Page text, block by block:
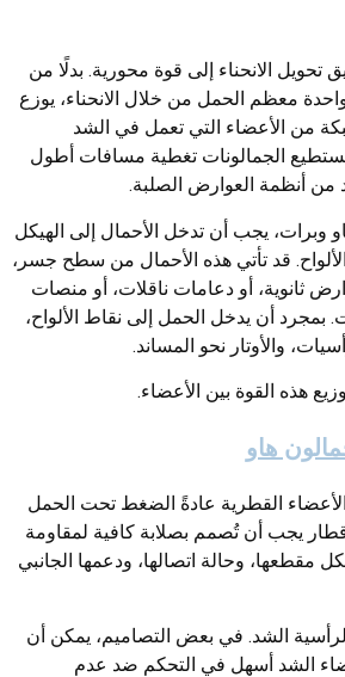
الانحناء إلى قوة محورية. بدلًا من
معظم الحمل من خلال الانحناء، يوزع
من الأعضاء التي تعمل في الشد
الجمالونات تغطية مسافات أطول
من أنظمة العوارض الصلبة.
يجب أن تدخل الأحمال إلى الهيكل
قد تأتي هذه الأحمال من سطح جسر،
ثانوية، أو دعامات ناقلات، أو منصات
بمجرد أن يدخل الحمل إلى نقاط الألواح،
والأوتار نحو المساند.
هذه القوة بين الأعضاء.
هاو
القطرية عادةً الضغط تحت الحمل
يجب أن تُصمم بصلابة كافية لمقاومة
مقطعها، وحالة اتصالها، ودعمها الجانبي
الشد. في بعض التصاميم، يمكن أن
الشد أسهل في التحكم ضد عدم